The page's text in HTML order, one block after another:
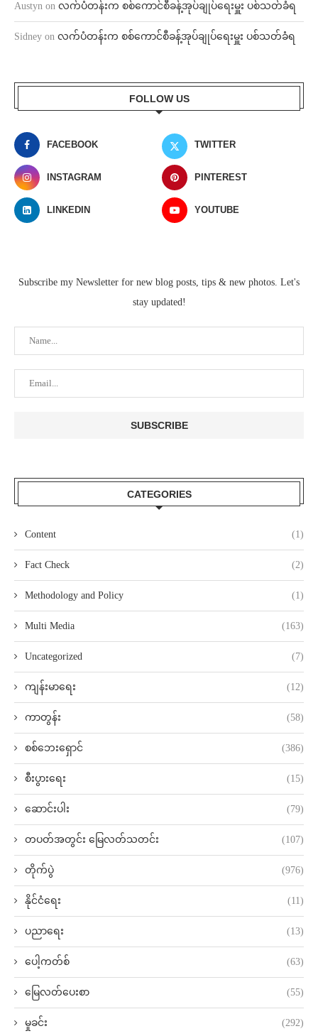
Austyn on လက်ပံတန်းက စစ်ကောင်စီခန့်အုပ်ချုပ်ရေးမှူး ပစ်သတ်ခံရ
Sidney on လက်ပံတန်းက စစ်ကောင်စီခန့်အုပ်ချုပ်ရေးမှူး ပစ်သတ်ခံရ
FOLLOW US
FACEBOOK TWITTER
INSTAGRAM PINTEREST
LINKEDIN YOUTUBE
Subscribe my Newsletter for new blog posts, tips & new photos. Let's
stay updated!
CATEGORIES
Content (1)
Fact Check (2)
Methodology and Policy (1)
Multi Media (163)
Uncategorized (7)
ကျန်းမာရေး (12)
ကာတွန်း (58)
စစ်ဘေးရှောင် (386)
စီးပွားရေး (15)
ဆောင်းပါး (79)
တပတ်အတွင်း မြေလတ်သတင်း (107)
တိုက်ပွဲ (976)
နိုင်ငံရေး (11)
ပညာရေး (13)
ပေါ့ကတ်စ် (63)
မြေလတ်ပေးစာ (55)
မှုခင်း (292)